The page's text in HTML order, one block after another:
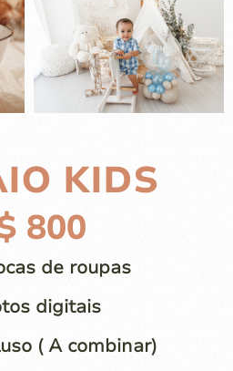
KIDS
800
de roupas
digitais
( A combinar)